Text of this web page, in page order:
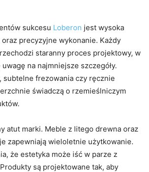
sukcesu Loberon jest wysoka
oraz precyzyjne wykonanie. Każdy
staranny proces projektowy, w
na najmniejsze szczegóły.
subtelne frezowania czy ręcznie
świadczą o rzemieślniczym
atut marki. Meble z litego drewna oraz
zapewniają wieloletnie użytkowanie.
że estetyka może iść w parze z
są projektowane tak, aby